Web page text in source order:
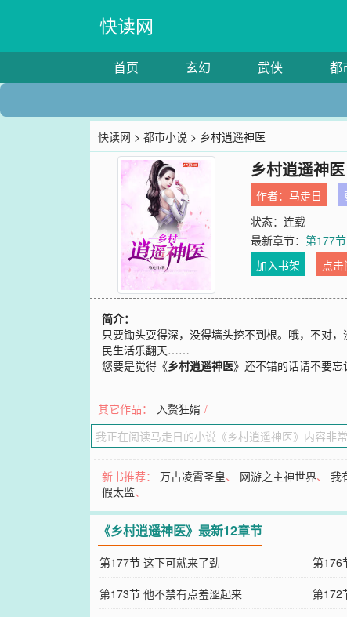
快读网
首页 玄幻 武侠 都
快读网 >都市小说 > 乡村逍遥神医
乡村逍遥神医
作者：马走日
状态：连载
最新章节：第177
加入书架
点
简介：
只要锄头耍得深，没得墙头挖不到根。哦，不对
民生活乐翻天……
您要是觉得《乡村逍遥神医》还不错的话请不要忘
其它作品： 入赘狂婿 /
新书推荐：万古凌霄圣皇、 网游之主神世界、我
假太监、
《乡村逍遥神医》最新12章节
第177节 这下可就来了劲 第176
第173节 他不禁有点羞涩起来
第172